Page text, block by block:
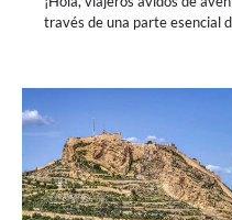
través de una parte esencial